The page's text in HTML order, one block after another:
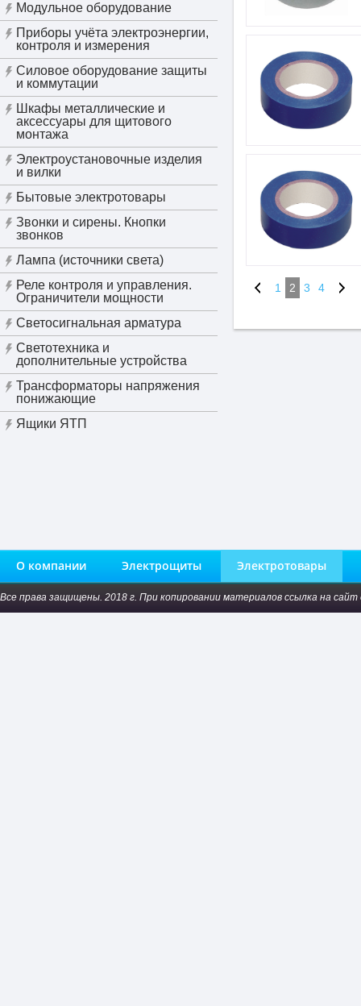
Модульное оборудование
Приборы учёта электроэнергии,
контроля и измерения
Силовое оборудование защиты
и коммутации
Шкафы металлические и
аксессуары для щитового
монтажа
Электроустановочные изделия
и вилки
Бытовые электротовары
Звонки и сирены. Кнопки
звонков
Лампа (источники света)
Реле контроля и управления.
Ограничители мощности
Светосигнальная арматура
Светотехника и
дополнительные устройства
Трансформаторы напряжения
понижающие
Ящики ЯТП
1 2 3 4
О компании Электрощиты Электротовары
Все права защищены. 2018 г. При копировании материалов ссылка на сайт